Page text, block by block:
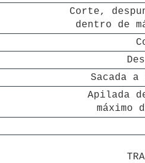
Corte,
dentro de
Sacada
Apilada
máximo